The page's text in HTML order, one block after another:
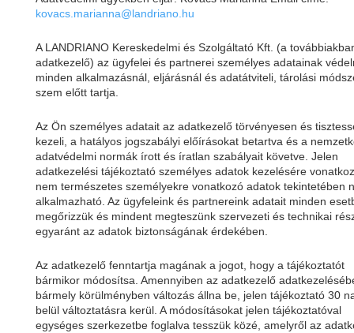
kovacs.marianna@landriano.hu
A LANDRIANO Kereskedelmi és Szolgáltató Kft. (a
adatkezelő) az ügyfelei és partnerei személyes adatainak
minden alkalmazásnál, eljárásnál és adatátviteli, tárolási
szem előtt tartja.
Az Ön személyes adatait az adatkezelő törvényesen és
kezeli, a hatályos jogszabályi előírásokat betartva és a
adatvédelmi normák írott és íratlan szabályait követve. Jelen
adatkezelési tájékoztató személyes adatok kezelésére
nem természetes személyekre vonatkozó adatok tekintetében
alkalmazható. Az ügyfeleink és partnereink adatait minden
megőrizzük és mindent megteszünk szervezeti és technikai
egyaránt az adatok biztonságának érdekében.
Az adatkezelő fenntartja magának a jogot, hogy a tájékoztatót
bármikor módosítsa. Amennyiben az adatkezelő
bármely körülményben változás állna be, jelen tájékoztató 30
belül változtatásra kerül. A módosításokat jelen tájékoztatóval
egységes szerkezetbe foglalva tesszük közé, amelyről az